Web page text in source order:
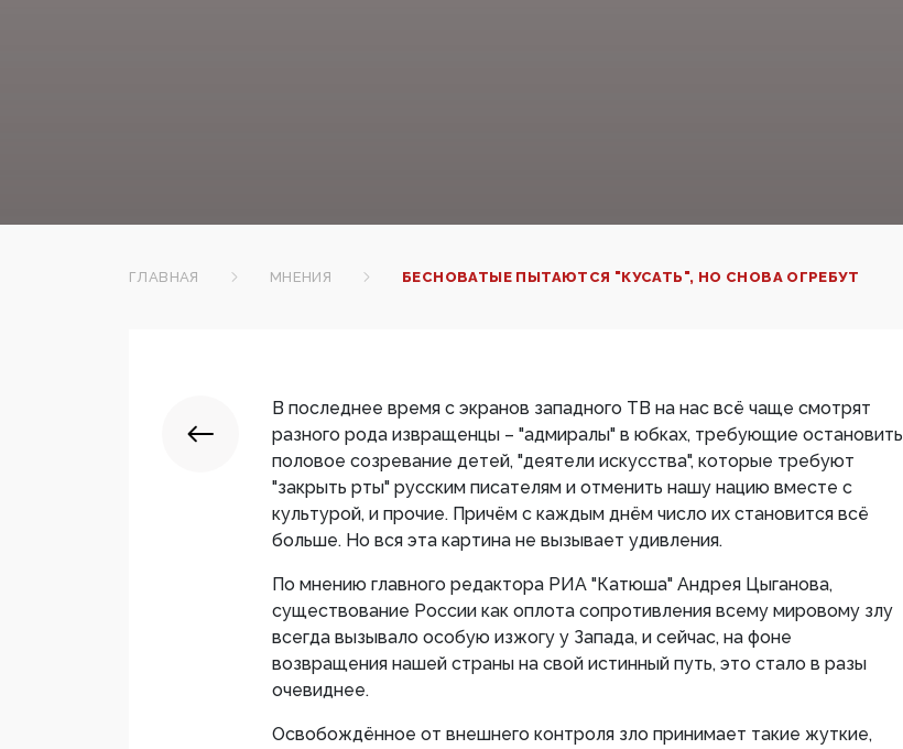
ГЛАВНАЯ МНЕНИЯ БЕСНОВАТЫЕ ПЫТАЮТСЯ "КУСАТЬ", НО СНОВА ОГРЕБУТ
В последнее время с экранов западного ТВ на нас всё чаще смотрят
разного рода извращенцы – "адмиралы" в юбках, требующие остановить
половое созревание детей, "деятели искусства", которые требуют
"закрыть рты" русским писателям и отменить нашу нацию вместе с
культурой, и прочие. Причём с каждым днём число их становится всё
больше. Но вся эта картина не вызывает удивления.
По мнению главного редактора РИА "Катюша" Андрея Цыганова,
существование России как оплота сопротивления всему мировому злу
всегда вызывало особую изжогу у Запада, и сейчас, на фоне
возвращения нашей страны на свой истинный путь, это стало в разы
очевиднее.
Освобождённое от внешнего контроля зло принимает такие жуткие,